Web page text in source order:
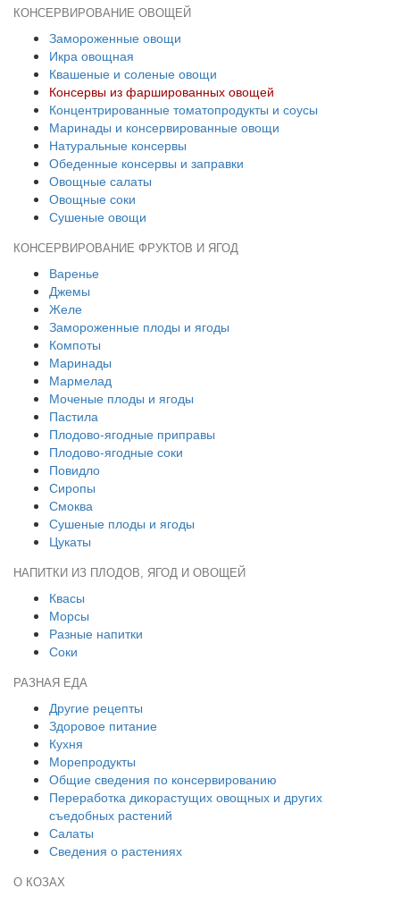
КОНСЕРВИРОВАНИЕ ОВОЩЕЙ
Замороженные овощи
Икра овощная
Квашеные и соленые овощи
Консервы из фаршированных овощей
Концентрированные томатопродукты и соусы
Маринады и консервированные овощи
Натуральные консервы
Обеденные консервы и заправки
Овощные салаты
Овощные соки
Сушеные овощи
КОНСЕРВИРОВАНИЕ ФРУКТОВ И ЯГОД
Варенье
Джемы
Желе
Замороженные плоды и ягоды
Компоты
Маринады
Мармелад
Моченые плоды и ягоды
Пастила
Плодово-ягодные приправы
Плодово-ягодные соки
Повидло
Сиропы
Смоква
Сушеные плоды и ягоды
Цукаты
НАПИТКИ ИЗ ПЛОДОВ, ЯГОД И ОВОЩЕЙ
Квасы
Морсы
Разные напитки
Соки
РАЗНАЯ ЕДА
Другие рецепты
Здоровое питание
Кухня
Морепродукты
Общие сведения по консервированию
Переработка дикорастущих овощных и других
съедобных растений
Салаты
Сведения о растениях
О КОЗАХ